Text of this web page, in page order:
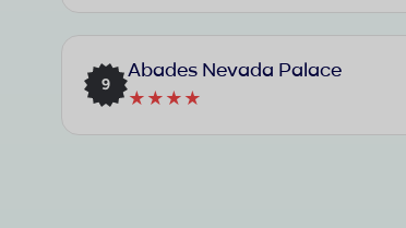
9
Abades Nevada Palace
★★★★